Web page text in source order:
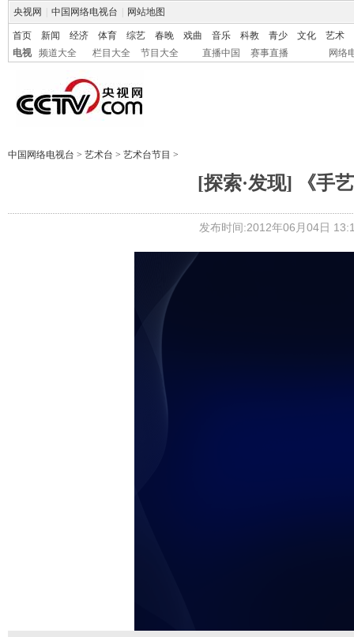
央视网 中国网络电视台 网站地图
首页 新闻 经济 体育 综艺 春晚 戏曲 音乐 科教 青少 文化
艺术
电视
频道大全 栏目大全 节目大全 直播中国 赛事直播 网络
中国网络电视台 > 艺术台 > 艺术台节目 >
[探索·发现] 《手
发布时间:2012年06月04日